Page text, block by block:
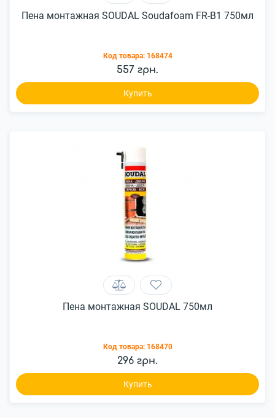
Пена монтажная SOUDAL Soudafoam FR-B1 750мл
Код товара: 168474
557 грн.
Купить
Пена монтажная SOUDAL 750мл
Код товара: 168470
296 грн.
Купить